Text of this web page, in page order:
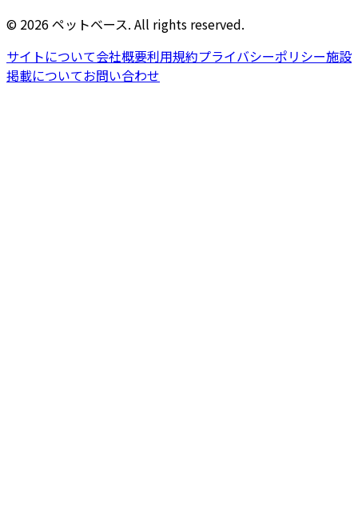
© 2026ペットベース. All rights reserved.
サイトについて会社概要利用規約プライバシーポリシー施設
掲載についてお問い合わせ